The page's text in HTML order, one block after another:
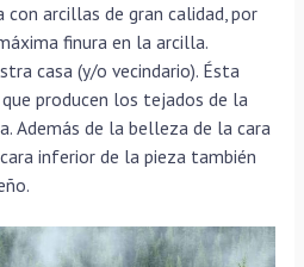
arcillas de gran calidad, por
finura en la arcilla.
casa (y/o vecindario). Ésta
producen los tejados de la
Además de la belleza de la cara
inferior de la pieza también